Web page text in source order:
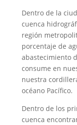
Dentro de la
cuenca
región
porcentaje de
abastecimiento
consume en
nuestra
océano Pacífico.
Dentro de los
cuenca